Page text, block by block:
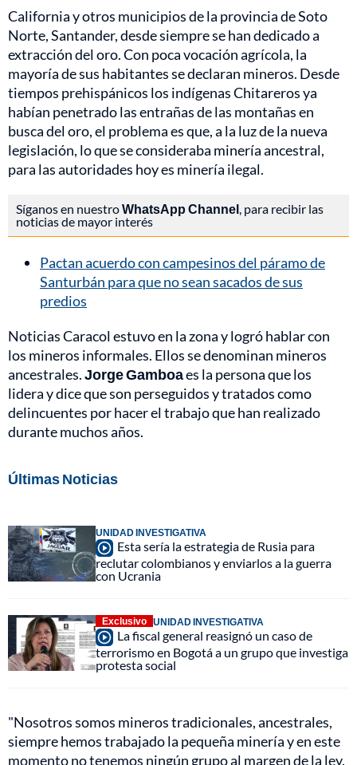
California y otros municipios de la provincia de Soto
Norte, Santander, desde siempre se han dedicado a
extracción del oro. Con poca vocación agrícola, la
mayoría de sus habitantes se declaran mineros. Desde
tiempos prehispánicos los indígenas Chitareros ya
habían penetrado las entrañas de las montañas en
busca del oro, el problema es que, a la luz de la nueva
legislación, lo que se consideraba minería ancestral,
para las autoridades hoy es minería ilegal.
Síganos en nuestroWhatsApp Channel , para recibir las
noticias de mayor interés
Pactan acuerdo con campesinos del páramo de
Santurbán para que no sean sacados de sus
predios
Noticias Caracol estuvo en la zona y logró hablar con
los mineros informales. Ellos se denominan mineros
ancestrales.Jorge Gamboaes la persona que los
lidera y dice que son perseguidos y tratados como
delincuentes por hacer el trabajo que han realizado
durante muchos años.
Últimas Noticias
UNIDAD INVESTIGATIVA
Esta sería la estrategia de Rusia para
reclutar colombianos y enviarlos a la guerra
con Ucrania
Exclusivo UNIDAD INVESTIGATIVA
La fiscal general reasignó un caso de
terrorismo en Bogotá a un grupo que investiga
protesta social
"Nosotros somos mineros tradicionales, ancestrales,
siempre hemos trabajado la pequeña minería y en este
momento no tenemos ningún grupo al margen de la ley.